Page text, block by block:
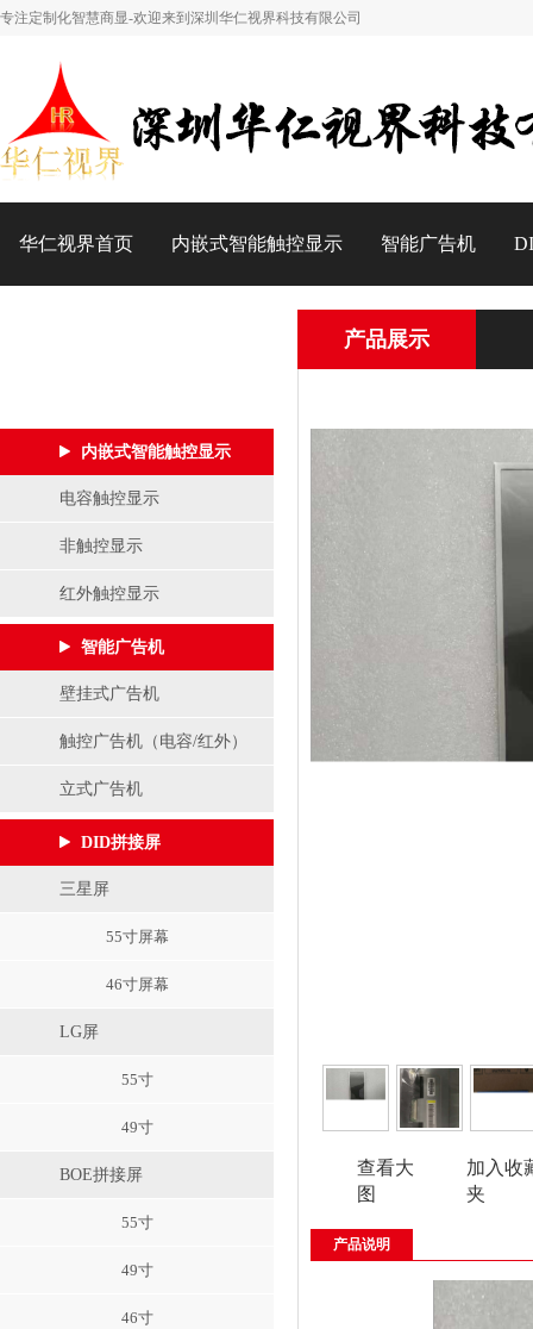
专注定制化智慧商显-欢迎来到深圳华仁视界科技有限公司
华仁视界首页 内嵌式智能触控显示 智能广告机
内嵌式智能触控显示
电容触控显示
非触控显示
红外触控显示
智能广告机
壁挂式广告机
触控广告机（电容/红外）
立式广告机
DID拼接屏
三星屏
55寸屏幕
46寸屏幕
LG屏
55寸
49寸
BOE拼接屏
55寸
49寸
46寸
产品展示
查看大
图
加入收
夹
产品说明